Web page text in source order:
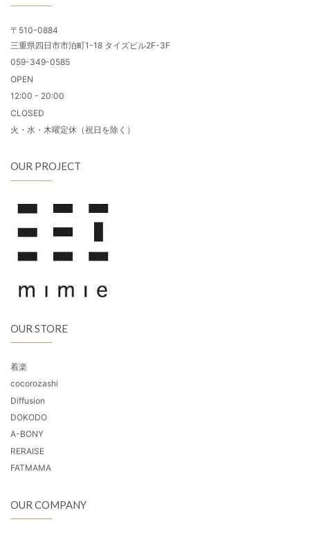
〒510-0884
三重県四日市市泊町1-18 タイズビル2F-3F
059-349-0585
OPEN
12:00 - 20:00
CLOSED
火・水・木曜定休（祝日を除く）
OUR PROJECT
OUR STORE
着楽
cocorozashi
Diffusion
DOKODO
A-BONY
RERAISE
FATMAMA
OUR COMPANY